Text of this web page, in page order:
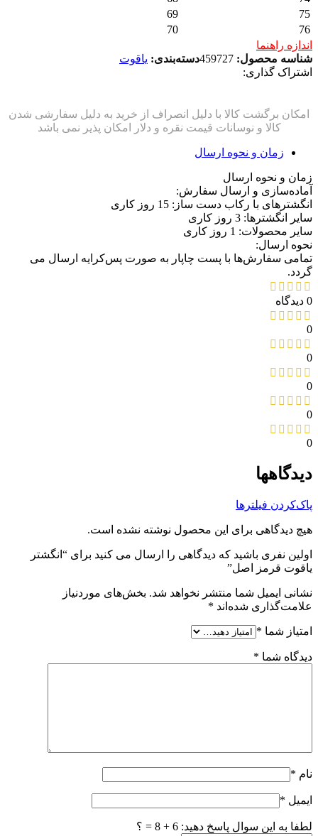
75
69
76
70
اندازه راهنما
شناسه محصول: 459727دسته‌بندی: یاقوت
اشتراک گذاری:
زمان و نحوه ارسال
زمان و نحوه ارسال
آماده‌سازی و ارسال سفارش:
انگشترهای با رکاب دست ساز: 15 روز کاری
سایر انگشترها: 3 روز کاری
سایر محصولات: 1 روز کاری
نحوه ارسال:
تمامی سفارش‌ها با پست چاپار به صورت پس‌کرایه ارسال می
گردد.
0 دیدگاه
0
0
0
0
0
دیدگاهها
پاک‌کردن فیلترها
هیچ دیدگاهی برای این محصول نوشته نشده است.
اولین نفری باشید که دیدگاهی را ارسال می کنید برای “انگشتر
یاقوت قرمز اصل”
نشانی ایمیل شما منتشر نخواهد شد. بخش‌های موردنیاز
علامت‌گذاری شده‌اند *
امتیاز شما *
دیدگاه شما *
نام *
ایمیل *
لطفا به این سوال پاسخ دهید: 6 + 8 = ؟